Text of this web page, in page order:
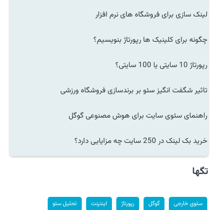
لینک سازی برای فروشگاه های نرم افزار
چگونه برای کلینیک ها رپورتاژ بنویسیم؟
رپورتاژ 10 سایتی یا 100 سایتی؟
تاثیر شگفت انگیز سئو بر برندسازی فروشگاه ورزشی
راهنمای سئوی سایت برای هوش مصنوعی گوگل
خرید بک لینک در 250 سایت چه مزایایی دارد؟
تگها
سئوی خارجی گوگل رپورتاژ اینترنت تحلیل سئو